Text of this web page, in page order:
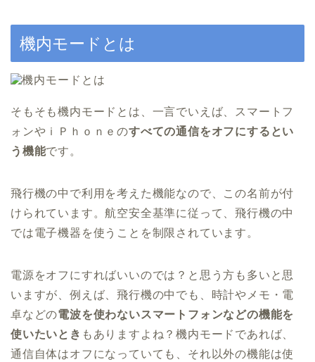
機内モードとは
そもそも機内モードとは、一言でいえば、スマートフ
ォンやｉＰｈｏｎｅのすべての通信をオフにするとい
う機能です。
飛行機の中で利用を考えた機能なので、この名前が付
けられています。航空安全基準に従って、飛行機の中
では電子機器を使うことを制限されています。
電源をオフにすればいいのでは？と思う方も多いと思
いますが、例えば、飛行機の中でも、時計やメモ・電
卓などの電波を使わないスマートフォンなどの機能を
使いたいとき もありますよね？機内モードであれば、
通信自体はオフになっていても、それ以外の機能は使